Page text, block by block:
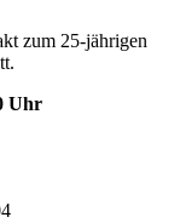
zum 25-jährigen
Uhr